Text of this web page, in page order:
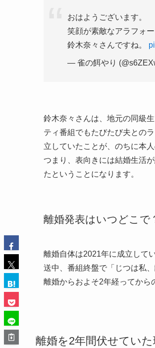
おはようございます。
笑顔が素敵なアラフォー
鈴木奈々さんですね。
— 雀の餌やり
鈴木奈々さんは、地元の同級
ティ番組でもたびたび夫との
立していたことが、のちに本
つまり、表向きには結婚生活
たということになります。
離婚発表はいつどこで
離婚自体は2021年に成立して
送中、番組終盤で「じつは私
離婚からおよそ2年経ってから
離婚を2年間伏せていた